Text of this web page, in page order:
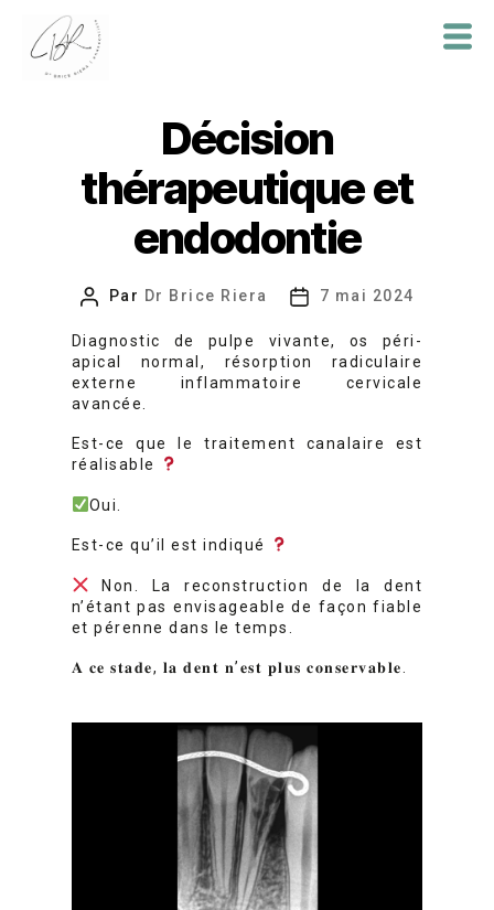
Décision
thérapeutique et
endodontie
Auteur
l’article
Par Dr Brice Riera
Date
l’article
7 mai 2024
Diagnostic de pulpe vivante, os péri-
apical normal, résorption radiculaire
externe inflammatoire cervicale
avancée.
Est-ce que le traitement canalaire est
réalisable
Oui.
Est-ce qu’il est indiqué
Non. La reconstruction de la dent
n’étant pas envisageable de façon fiable
et pérenne dans le temps.
𝐀 𝐜𝐞 𝐬𝐭𝐚𝐝𝐞, 𝐥𝐚 𝐝𝐞𝐧𝐭 𝐧’𝐞𝐬𝐭 𝐩𝐥𝐮𝐬 𝐜𝐨𝐧𝐬𝐞𝐫𝐯𝐚𝐛𝐥𝐞.